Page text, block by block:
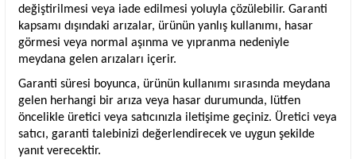
değiştirilmesi veya iade edilmesi yoluyla çözülebilir. Garanti
kapsamı dışındaki arızalar, ürünün yanlış kullanımı, hasar
görmesi veya normal aşınma ve yıpranma nedeniyle
meydana gelen arızaları içerir.
Garanti süresi boyunca, ürünün kullanımı sırasında meydana
gelen herhangi bir arıza veya hasar durumunda, lütfen
öncelikle üretici veya satıcınızla iletişime geçiniz. Üretici veya
satıcı, garanti talebinizi değerlendirecek ve uygun şekilde
yanıt verecektir.